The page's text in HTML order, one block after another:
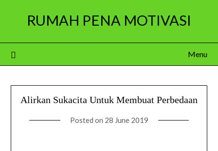
RUMAH PENA MOTIVASI
Menu
Alirkan Sukacita Untuk Membuat Perbedaan
Posted on 28 June 2019